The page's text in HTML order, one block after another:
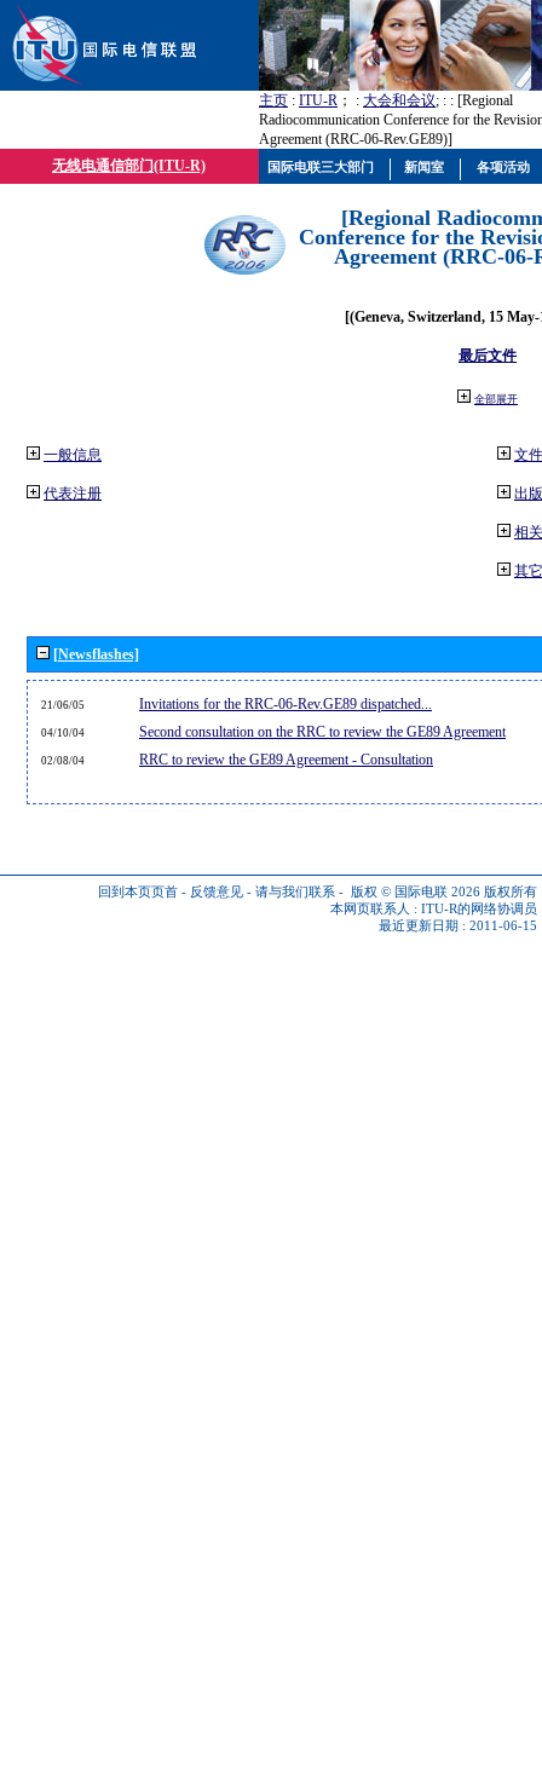
主页 : ITU-R ； : 大会和会议; : : [Regional
Radiocommunication Conference for the
Agreement (RRC-06-Rev.GE89)]
无线电通信部门(ITU-R)
[Regional
Conference for the
Agreement (RRC-06-
[(Geneva, Switzerland, 15
最后文件
全部展开
一般信息
代表注册
文件
出
相
其
[Newsflashes]
21/06/05 Invitations for the RRC-06-Rev.GE89 dispatched...
04/10/04 Second consultation on the RRC to review the GE89 Agreement
02/08/04 RRC to review the GE89 Agreement - Consultation
回到本页页首 - 反馈意见 - 请与我们联系 - 版权 © 国际电联 2026 版权所有
本网页联系人 : ITU-R的网络协调员
最近更新日期 : 2011-06-15
国际电联三大部门 新闻室 各项活动